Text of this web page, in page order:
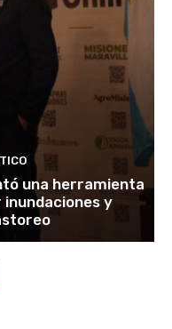
una herramienta
y